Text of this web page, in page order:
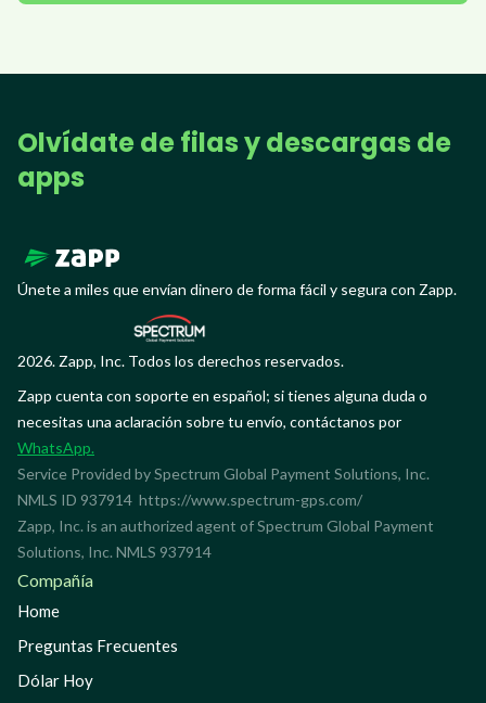
Olvídate de filas y descargas de
apps
Únete a miles que envían dinero de forma fácil y segura con Zapp.
2026. Zapp, Inc. Todos los derechos reservados.
Zapp cuenta con soporte en español; si tienes alguna duda o
necesitas una aclaración sobre tu envío, contáctanos por
WhatsApp.
Service Provided by Spectrum Global Payment Solutions, Inc.
NMLS ID 937914 https://www.spectrum-gps.com/
Zapp, Inc. is an authorized agent of Spectrum Global Payment
Solutions, Inc. NMLS 937914
Compañía
Home
Preguntas Frecuentes
Dólar Hoy